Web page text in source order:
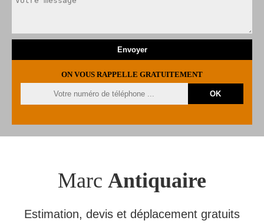
ON VOUS RAPPELLE GRATUITEMENT
Marc Antiquaire
Estimation, devis et déplacement gratuits